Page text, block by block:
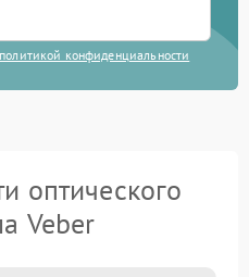
политикой конфиденциальности
оптического
Veber